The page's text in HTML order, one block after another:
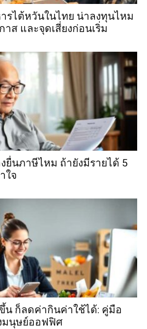
รไต้หวันในไทย น่าลงทุนไหม
าส และจุดเสี่ยงก่อนเริ่ม
ยื่นภาษีไหม ถ้ายังมีรายได้ 5
ใจ
น ก็ลดค่ากินค่าใช้ได้: คู่มือ
มนุษย์ออฟฟิศ